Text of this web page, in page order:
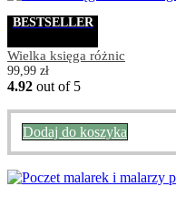
BESTSELLER
Wielka księga różnic
99,99 zł
4.92 out of 5
Dodaj do koszyka